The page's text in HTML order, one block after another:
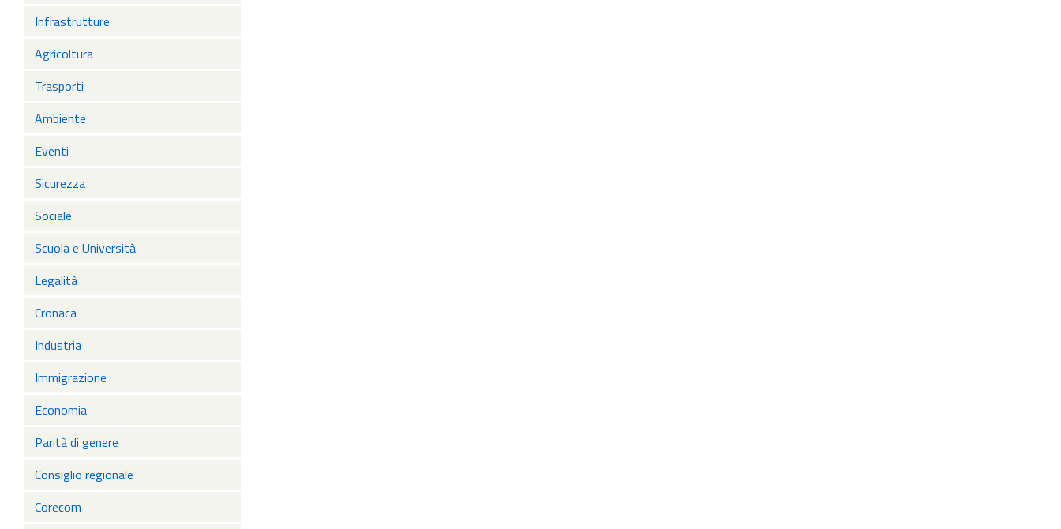
Infrastrutture
Agricoltura
Trasporti
Ambiente
Eventi
Sicurezza
Sociale
Scuola e Università
Legalità
Cronaca
Industria
Immigrazione
Economia
Parità di genere
Consiglio regionale
Corecom